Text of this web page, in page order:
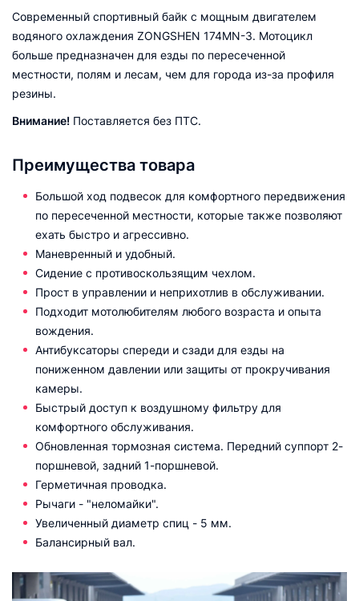
Современный спортивный байк с мощным двигателем
водяного охлаждения ZONGSHEN 174MN-3. Мотоцикл
больше предназначен для езды по пересеченной
местности, полям и лесам, чем для города из-за профиля
резины.
Внимание! Поставляется без ПТС.
Преимущества товара
Большой ход подвесок для комфортного передвижения
по пересеченной местности, которые также позволяют
ехать быстро и агрессивно.
Маневренный и удобный.
Сидение с противоскользящим чехлом.
Прост в управлении и неприхотлив в обслуживании.
Подходит мотолюбителям любого возраста и опыта
вождения.
Антибуксаторы спереди и сзади для езды на
пониженном давлении или защиты от прокручивания
камеры.
Быстрый доступ к воздушному фильтру для
комфортного обслуживания.
Обновленная тормозная система. Передний суппорт 2-
поршневой, задний 1-поршневой.
Герметичная проводка.
Рычаги - "неломайки".
Увеличенный диаметр спиц - 5 мм.
Балансирный вал.